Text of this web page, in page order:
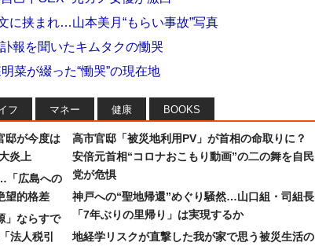
に挟まれ…山本美月“もらい事故”写真
報を聞いたキムタクの慟哭
菜が綴った“慟哭”の現在地
フ マネー 健康 BOOKS
邸が今度は
炎上
「広島への
望的格差
」ならすで
法人税引
高市官邸「被災地利用PV」が首相の命取りに？
安倍元首相“コロナおこもり動画”の二の舞を自民
党が危惧
神戸への“聖地帰還”めぐり騒然…山口組・司組長
「7年ぶりの里帰り」は実現するか
地経学リスクが直撃した我が家で思う被災生活の